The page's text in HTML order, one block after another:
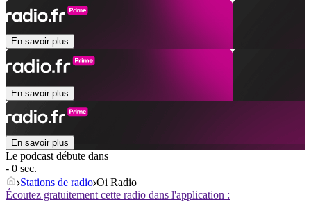
En savoir plus
En savoir plus
En savoir plus
Le podcast débute dans
- 0 sec.
Stations de radio Oi Radio
Écoutez gratuitement cette radio dans l'application :